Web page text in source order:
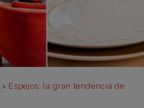
> Espejos: la gran tendencia de